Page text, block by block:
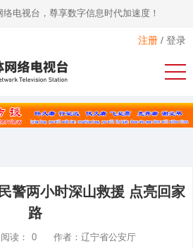
电视台，尊享数字信息时代加速度！
注册 / 登录
警两小时深山救援 点亮回家
路
阅读： 0 作者：辽宁省公安厅